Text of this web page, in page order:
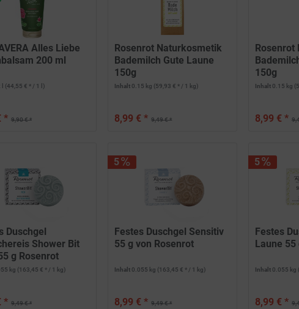
Alles Liebe
200 ml
(44,55 € * / 1 l)
9,90 € *
*
Rosenrot Naturkosmetik
Bademilch Gute Laune
150g
Inhalt 0.15 kg (59,93 € * / 1 kg)
9,49 € *
8,99 € *
Rosenrot
150g
Inhalt 0.15 kg
8,99 € *
Duschgel
Shower Bit
g Rosenrot
kg (163,45 € * / 1 kg)
9,49 € *
*
5
Festes Duschgel Sensitiv
55 g von Rosenrot
Inhalt 0.055 kg (163,45 € * / 1 kg)
9,49 € *
8,99 € *
5
Festes
Laune
Inhalt 0.055 kg
8,99 € *